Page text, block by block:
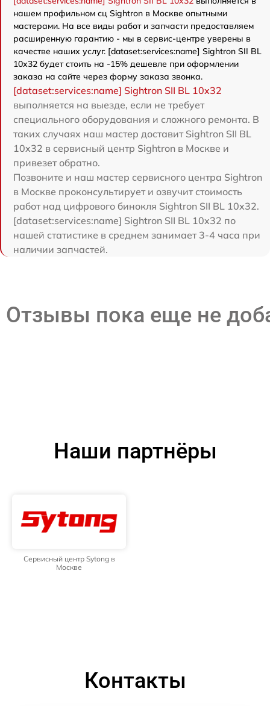
нашем профильном сц Sightron в Москве опытными
мастерами. На все виды работ и запчасти предоставляем
расширенную гарантию - мы в сервис-центре уверены в
качестве наших услуг. [dataset:services:name] Sightron SII BL
10x32 будет стоить на -15% дешевле при оформлении
заказа на сайте через форму заказа звонка.
[dataset:services:name] Sightron SII BL 10x32
выполняется на выезде, если не требует
специального оборудования и сложного ремонта. В
таких случаях наш мастер доставит Sightron SII BL
10x32 в сервисный центр Sightron в Москве и
привезет обратно.
Позвоните и наш мастер сервисного центра Sightron
в Москве проконсультирует и озвучит стоимость
работ над цифрового бинокля Sightron SII BL 10x32.
[dataset:services:name] Sightron SII BL 10x32 по
нашей статистике в среднем занимает 3-4 часа при
наличии запчастей.
Отзывы пока еще не
Наши партнёры
Сервисный центр Sytong в
Москве
Контакты